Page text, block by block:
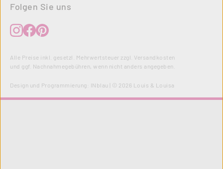
Folgen Sie uns
Alle Preise inkl. gesetzl. Mehrwertsteuer zzgl. Versandkosten
und ggf. Nachnahmegebühren, wenn nicht anders angegeben.
Design und Programmierung: INblau | © 2026 Louis & Louisa